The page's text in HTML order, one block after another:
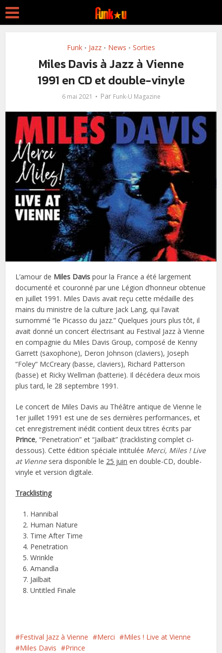
Funk • Jazz • News • Sorties
Miles Davis à Jazz à Vienne
1991 en CD et double-vinyle
6 mai 2021 Par Funk-U Magazine
L’amour de Miles Davis pour la France a été largement
documenté et couronné par une Légion d’honneur obtenue
en juillet 1991. Miles Davis avait reçu cette médaille des
mains du ministre de la culture Jack Lang, qui l’avait
surnommé “le Picasso du jazz.” Quelques jours plus tôt, il
avait donné un concert électrisant au Festival Jazz à Vienne
en compagnie du Miles Davis Group, composé de Kenny
Garrett (saxophone), Deron Johnson (claviers), Joseph
“Foley“ McCreary (basse, claviers), Richard Patterson
(basse) et Ricky Wellman (batterie). Il décédera deux mois
plus tard, le 28 septembre 1991.
Le concert de Miles Davis au Théâtre antique de Vienne le
1er juillet 1991 est une de ses dernières performances, et
cet enregistrement inédit contient deux titres écrits par
Prince, “Penetration” et “Jailbait” (tracklisting complet ci-
dessous). Cette édition spéciale intitulée Merci, Miles ! Live
at Viennesera disponible le 25 juin en double-CD, double-
vinyle et version digitale.
Tracklisting
Hannibal
Human Nature
Time After Time
Penetration
Wrinkle
Amandla
Jailbait
Untitled Finale
Festival Jazz à Vienne Merci
Miles ! Live at Vienne
Miles Davis
Prince